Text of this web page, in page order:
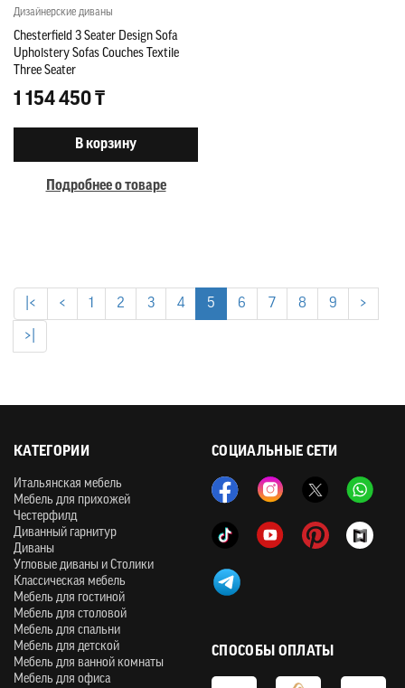
Дизайнерские диваны
Chesterfield 3 Seater Design Sofa
Upholstery Sofas Couches Textile
Three Seater
1 154 450 ₸
В корзину
Подробнее о товаре
|< < 1 2 3 4 5 6 7 8 9 >
>|
СОЦИАЛЬНЫЕ СЕТИ
КАТЕГОРИИ
Итальянская мебель
Мебель для прихожей
Честерфилд
Диванный гарнитур
Диваны
Угловые диваны и Столики
Классическая мебель
Мебель для гостиной
Мебель для столовой
Мебель для спальни
Мебель для детской
Мебель для ванной комнаты
Мебель для офиса
СПОСОБЫ ОПЛАТЫ